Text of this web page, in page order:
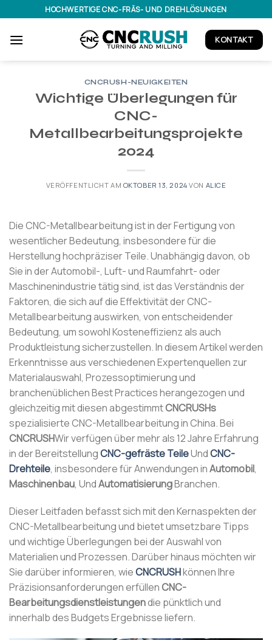
Inhalt
springen
HOCHWERTIGE CNC-FRÄS- UND DREHLÖSUNGEN
KONTAKT
CNCRUSH-NEUIGKEITEN
Wichtige Überlegungen für
CNC-
Metallbearbeitungsprojekte
2024
VERÖFFENTLICHT AM OKTOBER 13, 2024 VON ALICE
Die CNC-Metallbearbeitung ist in der Fertigung von
wesentlicher Bedeutung, insbesondere für die
Herstellung hochpräziser Teile. Unabhängig davon, ob
Sie in der Automobil-, Luft- und Raumfahrt- oder
Maschinenindustrie tätig sind, ist das Verständnis der
Faktoren, die sich auf die Effektivität der CNC-
Metallbearbeitung auswirken, von entscheidender
Bedeutung, um sowohl Kosteneffizienz als auch
Produktleistung sicherzustellen. In diesem Artikel werden
Erkenntnisse aus verschiedenen Expertenquellen zur
Materialauswahl, Prozessoptimierung und
branchenüblichen Best Practices herangezogen und
gleichzeitig mit diesen abgestimmtCNCRUSHs
spezialisierte CNC-Metallbearbeitung in China. Bei
CNCRUSHWir verfügen über mehr als 12 Jahre Erfahrung
in der BereitstellungCNC-gefräste TeileUndCNC-
Drehteile, insbesondere für Anwendungen inAutomobil,
Maschinenbau, UndAutomatisierungBranchen.
Dieser Leitfaden befasst sich mit den Kernaspekten der
CNC-Metallbearbeitung und bietet umsetzbare Tipps
und wichtige Überlegungen bei der Auswahl von
Materialien und Prozessen. Darüber hinaus möchten wir
Sie darüber informieren, wieCNCRUSHkönnen Ihre
Präzisionsanforderungen erfüllenCNC-
Bearbeitungsdienstleistungendie pünktlich und
innerhalb des Budgets Ergebnisse liefern.